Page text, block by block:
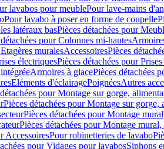
lavabos pour meublePour lave-mains
Pour lavabo à poser en forme de coupelle
latéraux basPièces détachées pour
pour Colonnes mi-hautes
muralesAccessoiresPièces
électriquesPièces détachées pour
Armoires à glacePièces détachées
Eléments d'éclairagePoignéesAutres
pour Montage sur gorge,
Pièces détachées pour Montage sur gorge,
Pièces détachées pour Montage
Pièces détachées pour Montage
AccessoiresPour robinetteries de lavabo
pour Vidages pour lavabosSiphons